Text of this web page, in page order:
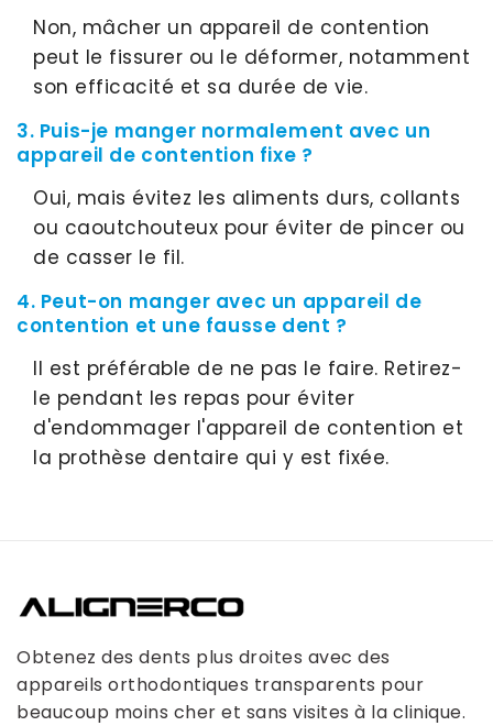
Non, mâcher un appareil de contention
peut le fissurer ou le déformer, notamment
son efficacité et sa durée de vie.
3. Puis-je manger normalement avec un
appareil de contention fixe ?
Oui, mais évitez les aliments durs, collants
ou caoutchouteux pour éviter de pincer ou
de casser le fil.
4. Peut-on manger avec un appareil de
contention et une fausse dent ?
Il est préférable de ne pas le faire. Retirez-
le pendant les repas pour éviter
d'endommager l'appareil de contention et
la prothèse dentaire qui y est fixée.
Obtenez des dents plus droites avec des
appareils orthodontiques transparents pour
beaucoup moins cher et sans visites à la clinique.